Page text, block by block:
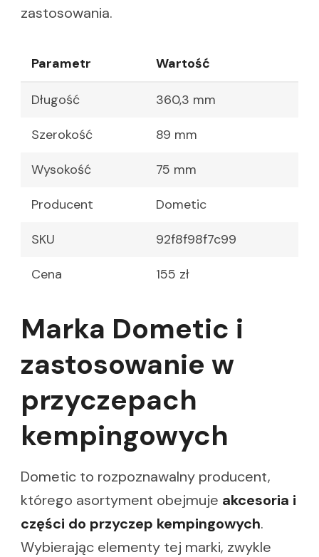
zastosowania.
Parametr Wartość
Długość 360,3 mm
Szerokość 89 mm
Wysokość 75 mm
Producent Dometic
SKU 92f8f98f7c99
Cena 155 zł
Marka Dometic i
zastosowanie w
przyczepach
kempingowych
Dometic to rozpoznawalny producent,
którego asortyment obejmuje akcesoria i
części do przyczep kempingowych.
Wybierając elementy tej marki, zwykle